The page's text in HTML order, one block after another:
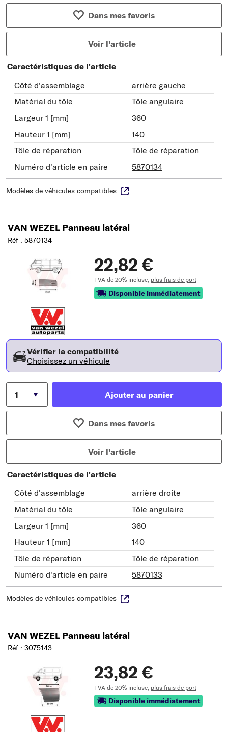
Dans mes favoris
Voir l'article
Caractéristiques de l'article
Côté d'assemblage
arrière gauche
Matérial du tôle
Tôle angulaire
Largeur 1 [mm]
360
Hauteur 1 [mm]
140
Tôle de réparation
Tôle de réparation
Numéro d'article en paire
5870134
Modèles de véhicules compatibles
VAN WEZEL Panneau latéral
Réf : 5870134
22,82 €
TVA de 20% incluse, plus frais de port
Disponible immédiatement
Vérifier la compatibilité
Choisissez un véhicule
Ajouter au panier
Dans mes favoris
Voir l'article
Caractéristiques de l'article
Côté d'assemblage
arrière droite
Matérial du tôle
Tôle angulaire
Largeur 1 [mm]
360
Hauteur 1 [mm]
140
Tôle de réparation
Tôle de réparation
Numéro d'article en paire
5870133
Modèles de véhicules compatibles
VAN WEZEL Panneau latéral
Réf : 3075143
23,82 €
TVA de 20% incluse, plus frais de port
Disponible immédiatement